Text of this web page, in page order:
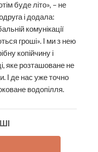
буде літо», – не
і додала:
комунікації
гроші». І ми з нею
копійчину і
яке розташоване не
І де нас уже точно
водопілля.